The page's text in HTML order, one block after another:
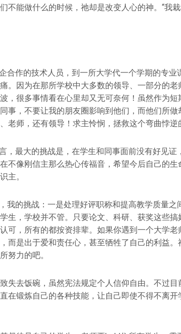
不能做什么的时候，祂却是改变人心的神。“我
合作的技术人员，到一所大学代一个学期的专业
。因为在那所学校中大多数的领导、一部分的
，很多事情看在心里却又无可奈何！虽然作为
事，不要让我的朋友圈影响到他们，而他们所
老师，还有领导！求主怜悯，拯救这个弯曲悖逆
，最大的挑战是，在学生和同事面前没有好见证
不像刚信主那么热心传福音，希望今后自己的生
主。
我的挑战：一是处理好评职称和提高教学质量之
生，学校并不管。只要论文、科研、获奖这些
可，所有的都按资排辈。如果你遇到一个大学老
而是出于爱和责任心，甚至牺牲了自己的利益。
努力的吧。
失去饭碗，虽然宪法规定个人信仰自由。不过目
在锻炼自己的各种技能，让自己即使不得不离开